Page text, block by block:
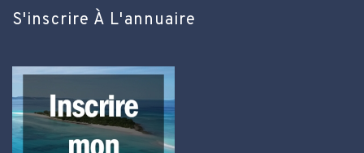
S'inscrire À L'annuaire